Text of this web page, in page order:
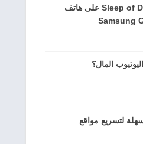
حل مشكلة Sleep of Death على هاتف
Samsung
المال؟
لتسريع مواقع